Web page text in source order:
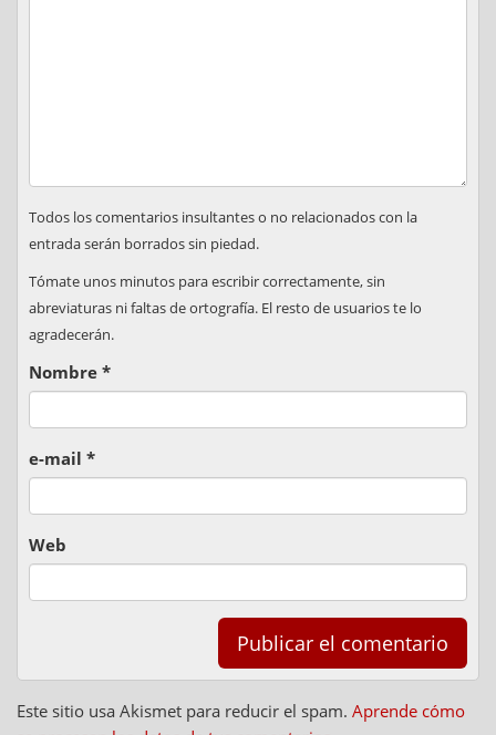
Todos los comentarios insultantes o no relacionados con la
entrada serán borrados sin piedad.
Tómate unos minutos para escribir correctamente, sin
abreviaturas ni faltas de ortografía. El resto de usuarios te lo
agradecerán.
Nombre *
e-mail *
Web
Este sitio usa Akismet para reducir el spam. Aprende cómo